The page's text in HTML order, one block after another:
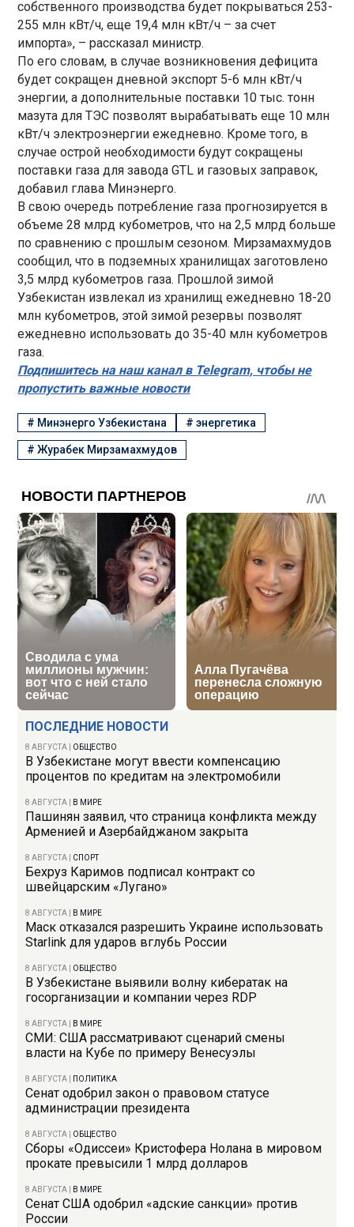
ПОСЛЕДНИЕ НОВОСТИ
8 АВГУСТА ОБЩЕСТВО
В Узбекистане могут ввести компенсацию
процентов по кредитам на электромобили
8 АВГУСТА В МИРЕ
Пашинян заявил, что страница конфликта между
Арменией и Азербайджаном закрыта
8 АВГУСТА СПОРТ
Бехруз Каримов подписал контракт со
швейцарским «Лугано»
8 АВГУСТА В МИРЕ
Маск отказался разрешить Украине использовать
Starlink для ударов вглубь России
8 АВГУСТА ОБЩЕСТВО
В Узбекистане выявили волну кибератак на
госорганизации и компании через RDP
8 АВГУСТА В МИРЕ
СМИ: США рассматривают сценарий смены
власти на Кубе по примеру Венесуэлы
8 АВГУСТА ПОЛИТИКА
Сенат одобрил закон о правовом статусе
администрации президента
8 АВГУСТА ОБЩЕСТВО
Сборы «Одиссеи» Кристофера Нолана в мировом
прокате превысили 1 млрд долларов
8 АВГУСТА В МИРЕ
Сенат США одобрил «адские санкции» против
России
собственного производства будет покрываться 253-
255 млн кВт/ч, еще 19,4 млн кВт/ч – за счет
импорта», – рассказал министр.
По его словам, в случае возникновения дефицита
будет сокращен дневной экспорт 5-6 млн кВт/ч
энергии, а дополнительные поставки 10 тыс. тонн
мазута для ТЭС позволят вырабатывать еще 10 млн
кВт/ч электроэнергии ежедневно. Кроме того, в
случае острой необходимости будут сокращены
поставки газа для завода GTL и газовых заправок,
добавил глава Минэнерго.
В свою очередь потребление газа прогнозируется в
объеме 28 млрд кубометров, что на 2,5 млрд больше
по сравнению с прошлым сезоном. Мирзамахмудов
сообщил, что в подземных хранилищах заготовлено
3,5 млрд кубометров газа. Прошлой зимой
Узбекистан извлекал из хранилищ ежедневно 18-20
млн кубометров, этой зимой резервы позволят
ежедневно использовать до 35-40 млн кубометров
газа.
Подпишитесь на наш канал в Telegram, чтобы не
пропустить важные новости
# Минэнерго Узбекистана #энергетика
#Журабек Мирзамахмудов